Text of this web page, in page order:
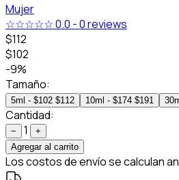
Mujer
☆☆☆☆☆0.0 -0 reviews
$112
$102
-9%
Tamaño:
5ml - $102 $112 10ml - $174 $191
Cantidad:
− 1
+
Agregar al carrito
Los costos de envío se calculan